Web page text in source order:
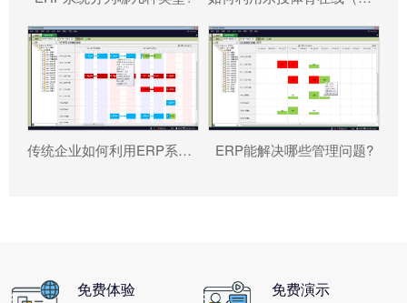
传统企业如何利用ERP系统重塑竞争力? ERP能解决哪些管理问题?
免费体验 免费演示